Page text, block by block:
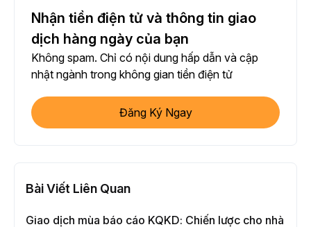
Nhận tiền điện tử và thông tin giao
dịch hàng ngày của bạn
Không spam. Chỉ có nội dung hấp dẫn và cập
nhật ngành trong không gian tiền điện tử
Đăng Ký Ngay
Bài Viết Liên Quan
Giao dịch mùa báo cáo KQKD: Chiến lược cho nhà